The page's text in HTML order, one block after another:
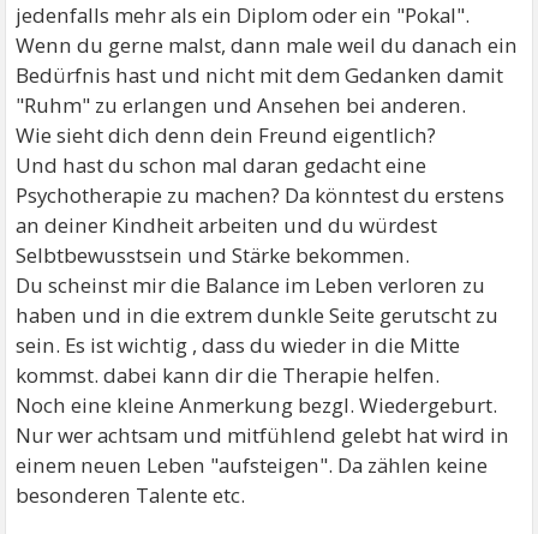
jedenfalls mehr als ein Diplom oder ein "Pokal".
Wenn du gerne malst, dann male weil du danach ein
Bedürfnis hast und nicht mit dem Gedanken damit
"Ruhm" zu erlangen und Ansehen bei anderen.
Wie sieht dich denn dein Freund eigentlich?
Und hast du schon mal daran gedacht eine
Psychotherapie zu machen? Da könntest du erstens
an deiner Kindheit arbeiten und du würdest
Selbtbewusstsein und Stärke bekommen.
Du scheinst mir die Balance im Leben verloren zu
haben und in die extrem dunkle Seite gerutscht zu
sein. Es ist wichtig , dass du wieder in die Mitte
kommst. dabei kann dir die Therapie helfen.
Noch eine kleine Anmerkung bezgl. Wiedergeburt.
Nur wer achtsam und mitfühlend gelebt hat wird in
einem neuen Leben "aufsteigen". Da zählen keine
besonderen Talente etc.